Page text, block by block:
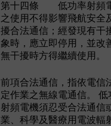
第十四條 低功率射頻
之使用不得影響飛航安全
擾合法通信；經發現有干
象時，應立即停用，並改
無干擾時方得繼續使用。
前項合法通信，指依電信
定作業之無線電通信。 低
射頻電機須忍受合法通信
業、科學及醫療用電波輻